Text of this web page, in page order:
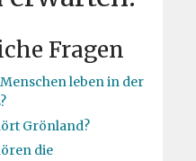
Fragen
leben in der
Grönland?
die